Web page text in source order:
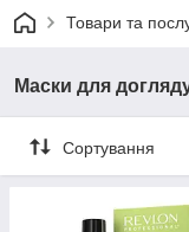
Товари та
Маски для
Сортування